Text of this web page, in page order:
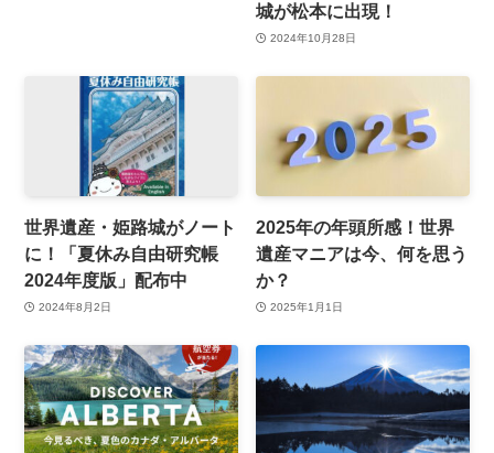
城が松本に出現！
2024年10月28日
世界遺産・姫路城がノート
に！「夏休み自由研究帳
2024年度版」配布中
2024年8月2日
2025年の年頭所感！世界
遺産マニアは今、何を思う
か？
2025年1月1日